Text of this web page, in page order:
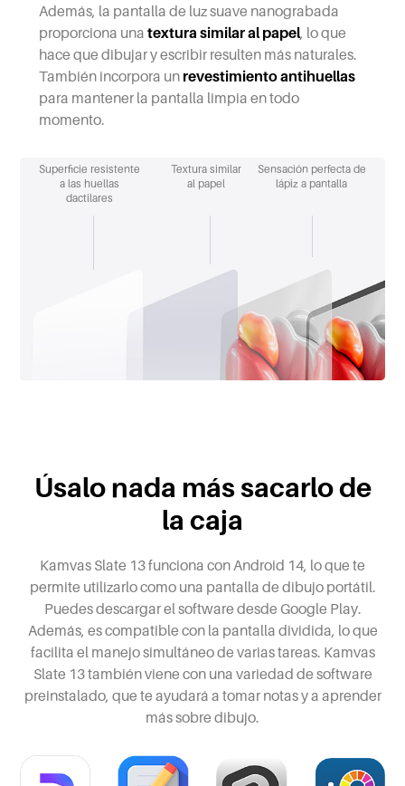
Además, la pantalla de luz suave nanograbada
proporciona una textura similar al papel, lo que
hace que dibujar y escribir resulten más naturales.
También incorpora un revestimiento antihuellas
para mantener la pantalla limpia en todo
momento.
Superficie resistente
a las huellas
dactilares
Textura similar
al papel
Sensación perfecta de
lápiz a pantalla
Úsalo nada más sacarlo de
la caja
Kamvas Slate 13 funciona con Android 14, lo que te
permite utilizarlo como una pantalla de dibujo portátil.
Puedes descargar el software desde Google Play.
Además, es compatible con la pantalla dividida, lo que
facilita el manejo simultáneo de varias tareas. Kamvas
Slate 13 también viene con una variedad de software
preinstalado, que te ayudará a tomar notas y a aprender
más sobre dibujo.